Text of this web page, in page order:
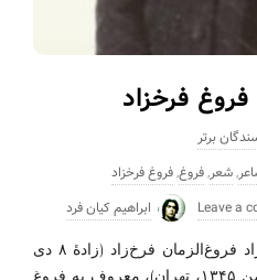
فروغ فرخزاد
برتر
,شعر,فروغ,فروغ فرخزاد
Leave a ابراهیم کیان فرد
بیوگرافی(زندگینامه) فروغ فرخزاد فروغ‌الزمان فرخ‌زاد (زادهٔ ۸ دی
۱۳۱۳، تهران — درگذشتهٔ ۲۴ بهمن ۱۳۴۵، تهران)، معروف به فروغ